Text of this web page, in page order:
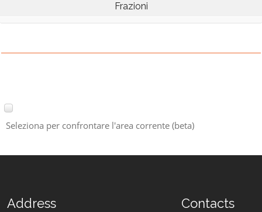
Frazioni
Seleziona per confrontare l'area corrente (beta)
Address Contacts